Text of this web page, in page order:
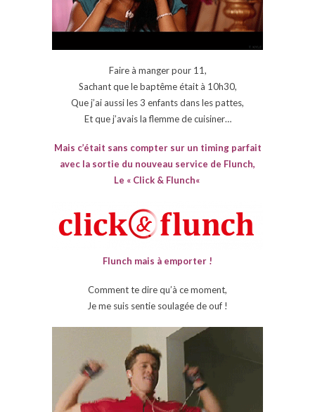
Faire à manger pour 11,
Sachant que le baptême était à 10h30,
Que j’ai aussi les 3 enfants dans les pattes,
Et que j’avais la flemme de cuisiner…
Mais c’était sans compter sur un timing parfait
avec la sortie du nouveau service de Flunch,
Le « Click & Flunch«
Flunch mais à emporter !
Comment te dire qu’à ce moment,
Je me suis sentie soulagée de ouf !